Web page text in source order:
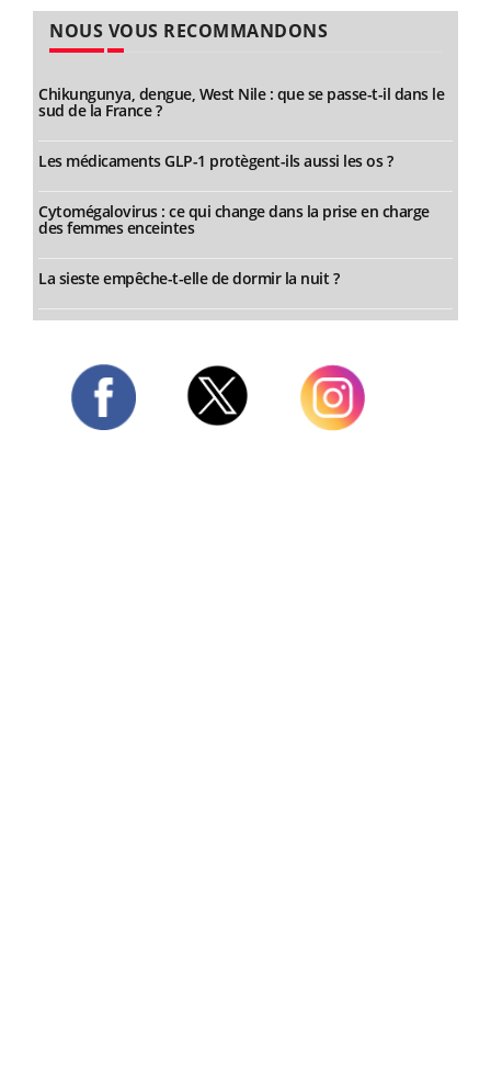
NOUS VOUS RECOMMANDONS
Chikungunya, dengue, West Nile : que se passe-t-il dans le
sud de la France ?
Les médicaments GLP-1 protègent-ils aussi les os ?
Cytomégalovirus : ce qui change dans la prise en charge
des femmes enceintes
La sieste empêche-t-elle de dormir la nuit ?